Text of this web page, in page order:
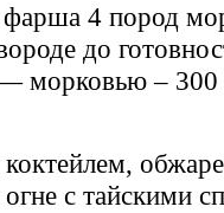
4 пород
до
морковью – 300
с тайскими